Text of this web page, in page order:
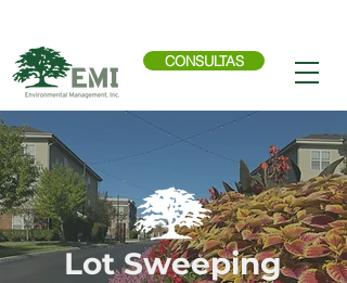
CONSULTAS
Lot Sweeping